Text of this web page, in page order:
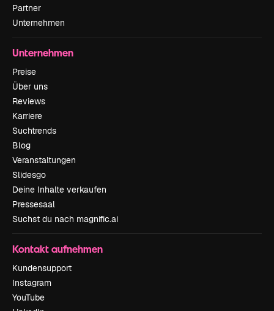
Partner
Unternehmen
Unternehmen
Preise
Über uns
Reviews
Karriere
Suchtrends
Blog
Veranstaltungen
Slidesgo
Deine Inhalte verkaufen
Pressesaal
Suchst du nach magnific.ai
Kontakt aufnehmen
Kundensupport
Instagram
YouTube